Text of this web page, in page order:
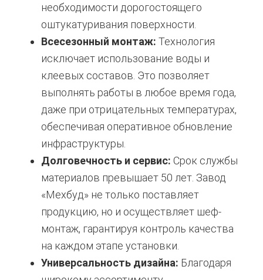
необходимости дорогостоящего
оштукатуривания поверхности.
Всесезонный монтаж: Технология
исключает использование воды и
клеевых составов. Это позволяет
выполнять работы в любое время года,
даже при отрицательных температурах,
обеспечивая оперативное обновление
инфраструктуры.
Долговечность и сервис: Срок службы
материалов превышает 50 лет. Завод
«Мехбуд» не только поставляет
продукцию, но и осуществляет шеф-
монтаж, гарантируя контроль качества
на каждом этапе установки.
Универсальность дизайна: Благодаря